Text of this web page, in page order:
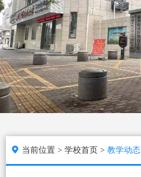
当前位置 > 学校首页 > 教学动态